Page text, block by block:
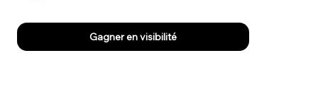
Gagner en visibilité